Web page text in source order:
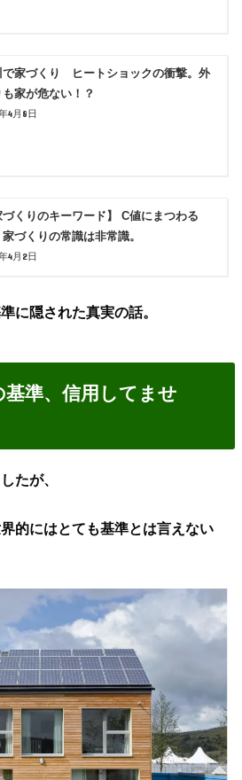
で家づくり ヒートショックの衝撃。外
も家が危ない！？
4月8日
づくりのキーワード】 C値にまつわる
づくりの常識は非常識。
4月2日
に隠された真実の話。
基準、信用してませ
たが、
的にはとても基準とは言えない